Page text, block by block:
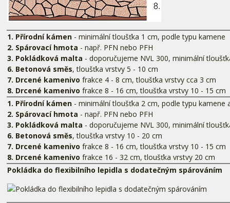
1. Přírodní kámen - minimální tloušťka 1 cm, podle typu kamene
2. Spárovací hmota - např. PFN nebo PFH
3. Pokládková malta - doporučujeme NVL 300, minimální
6. Betonová směs, tloušťka vrstvy 5 - 10 cm
7. Drcené kamenivofrakce 4 - 8 cm, tloušťka vrstvy cca 3 cm
8. Drcené kamenivofrakce 8 - 16 cm, tloušťka vrstvy 10 - 15 cm
1. Přírodní kámen - minimální tloušťka 2 cm, podle typu kamene
2. Spárovací hmota - např. PFN nebo PFH
3. Pokládková malta - doporučujeme NVL 300, minimální
6. Betonová směs, tloušťka vrstvy 10 - 20 cm
7. Drcené kamenivofrakce 8 - 16 cm, tloušťka vrstvy 10 - 15 cm
8. Drcené kamenivofrakce 16 - 32 cm, tloušťka vrstvy 20 cm
Pokládka do flexibilního lepidla s dodatečným spárováním